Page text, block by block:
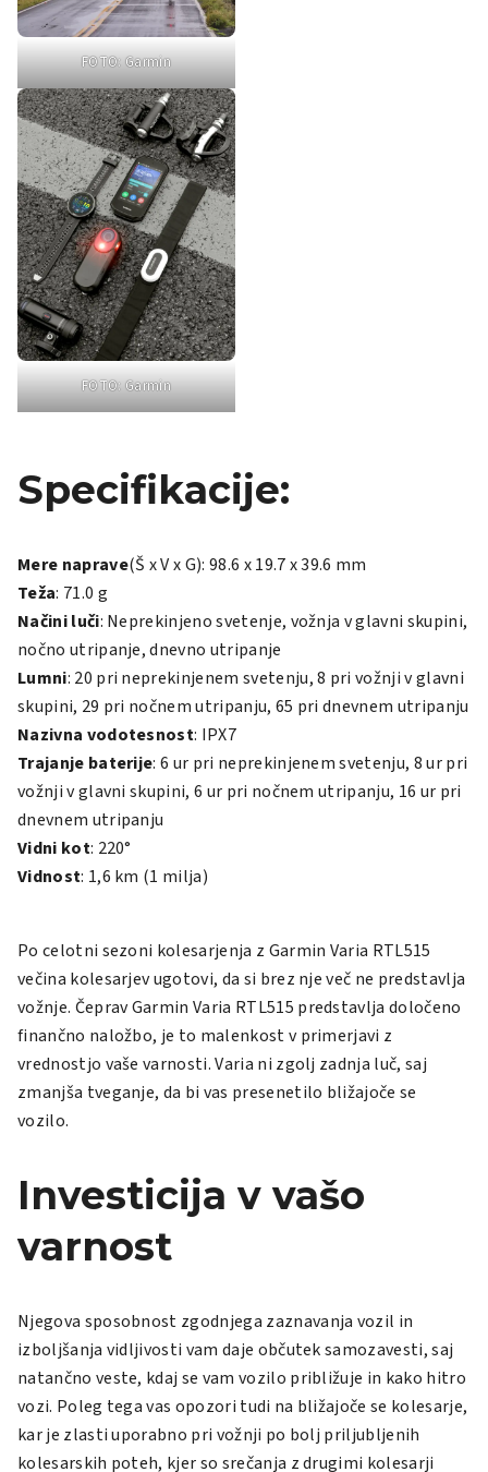
FOTO: Garmin
FOTO: Garmin
Specifikacije:
Mere naprave(Š x V x G): 98.6 x 19.7 x 39.6 mm
Teža: 71.0 g
Načini luči: Neprekinjeno svetenje, vožnja v glavni skupini,
nočno utripanje, dnevno utripanje
Lumni: 20 pri neprekinjenem svetenju, 8 pri vožnji v glavni
skupini, 29 pri nočnem utripanju, 65 pri dnevnem utripanju
Nazivna vodotesnost: IPX7
Trajanje baterije: 6 ur pri neprekinjenem svetenju, 8 ur pri
vožnji v glavni skupini, 6 ur pri nočnem utripanju, 16 ur pri
dnevnem utripanju
Vidni kot: 220°
Vidnost: 1,6 km (1 milja)
Po celotni sezoni kolesarjenja z Garmin Varia RTL515
večina kolesarjev ugotovi, da si brez nje več ne predstavlja
vožnje. Čeprav Garmin Varia RTL515 predstavlja določeno
finančno naložbo, je to malenkost v primerjavi z
vrednostjo vaše varnosti. Varia ni zgolj zadnja luč, saj
zmanjša tveganje, da bi vas presenetilo bližajoče se
vozilo.
Investicija v vašo
varnost
Njegova sposobnost zgodnjega zaznavanja vozil in
izboljšanja vidljivosti vam daje občutek samozavesti, saj
natančno veste, kdaj se vam vozilo približuje in kako hitro
vozi. Poleg tega vas opozori tudi na bližajoče se kolesarje,
kar je zlasti uporabno pri vožnji po bolj priljubljenih
kolesarskih poteh, kjer so srečanja z drugimi kolesarji